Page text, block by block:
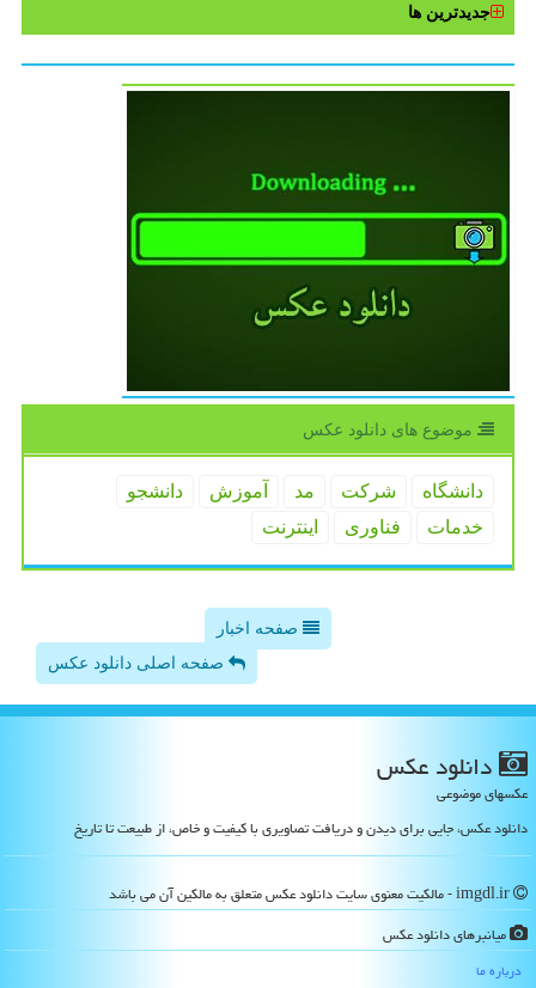
جدیدترین ها
موضوع های دانلود عكس
دانشگاه شركت مد آموزش
دانشجو
خدمات
فناوری اینترنت
صفحه اخبار
صفحه اصلی دانلود عکس
دانلود عكس
عکسهای موضوعی
دانلود عکس، جایی برای دیدن و دریافت تصاویری با کیفیت و خاص، از طبیعت تا تاریخ
میانبرهای دانلود عكس
درباره ما